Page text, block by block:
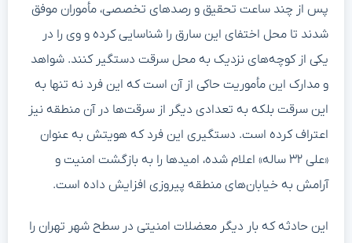
پس از چند ساعت تحقیق و رصدهای تخصصی، مأموران موفق
شدند تا محل اختفای این سارق را شناسایی کرده و وی را در
یکی از کوچه‌های نزدیک به محل سرقت دستگیر کنند. شواهد
و مدارک این مأموریت حاکی از آن است که این فرد نه تنها به
این سرقت بلکه به تعدادی دیگر از سرقت‌ها در آن منطقه نیز
اعتراف کرده است. دستگیری این فرد که هویتش به عنوان
«علی ۳۲ ساله» اعلام شده، امیدها را به بازگشت امنیت و
آرامش به خیابان‌های منطقه پیروزی افزایش داده است.
این حادثه که بار دیگر معضلات امنیتی در سطح شهر تهران را